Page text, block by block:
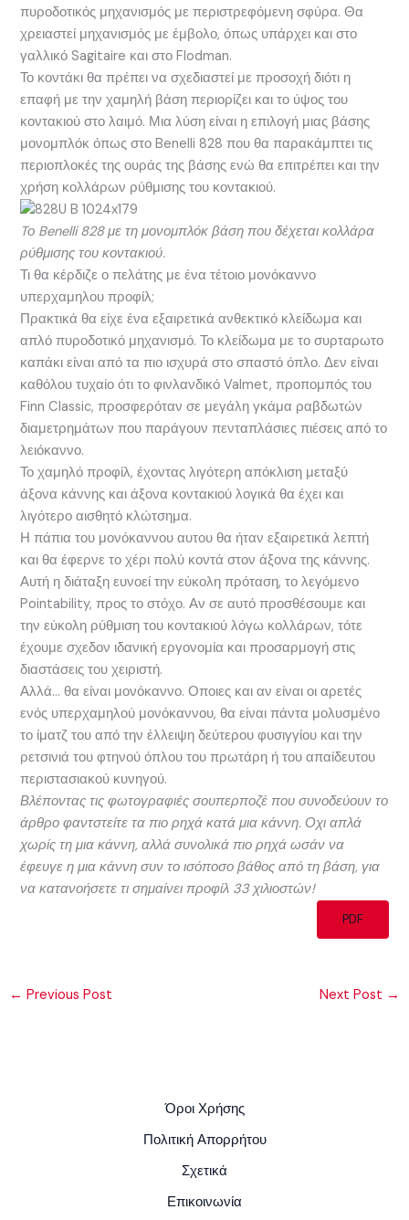
πυροδοτικός μηχανισμός με περιστρεφόμενη σφύρα. Θα
χρειαστεί μηχανισμός με έμβολο, όπως υπάρχει και στο
γαλλικό Sagitaire και στο Flodman.
Το κοντάκι θα πρέπει να σχεδιαστεί με προσοχή διότι η
επαφή με την χαμηλή βάση περιορίζει και το ύψος του
κοντακιού στο λαιμό. Μια λύση είναι η επιλογή μιας βάσης
μονομπλόκ όπως στο Benelli 828 που θα παρακάμπτει τις
περιοπλοκές της ουράς της βάσης ενώ θα επιτρέπει και την
χρήση κολλάρων ρύθμισης του κοντακιού.
Tο Benelli 828 με τη μονομπλόκ βάση που δέχεται κολλάρα
ρύθμισης του κοντακιού.
Τι θα κέρδιζε ο πελάτης με ένα τέτοιο μονόκαννο
υπερχαμηλου προφίλ;
Πρακτικά θα είχε ένα εξαιρετικά ανθεκτικό κλείδωμα και
απλό πυροδοτικό μηχανισμό. Το κλείδωμα με το συρταρωτο
καπάκι είναι από τα πιο ισχυρά στο σπαστό όπλο. Δεν είναι
καθόλου τυχαίο ότι το φινλανδικό Valmet, προπομπός του
Finn Classic, προσφερόταν σε μεγάλη γκάμα ραβδωτών
διαμετρημάτων που παράγουν πενταπλάσιες πιέσεις από το
λειόκαννο.
Το χαμηλό προφίλ, έχοντας λιγότερη απόκλιση μεταξύ
άξονα κάννης και άξονα κοντακιού λογικά θα έχει και
λιγότερο αισθητό κλώτσημα.
Η πάπια του μονόκαννου αυτου θα ήταν εξαιρετικά λεπτή
και θα έφερνε το χέρι πολύ κοντά στον άξονα της κάννης.
Αυτή η διάταξη ευνοεί την εύκολη πρόταση, το λεγόμενο
Pointability, προς το στόχο. Αν σε αυτό προσθέσουμε και
την εύκολη ρύθμιση του κοντακιού λόγω κολλάρων, τότε
έχουμε σχεδον ιδανική εργονομία και προσαρμογή στις
διαστάσεις του χειριστή.
Αλλά… θα είναι μονόκαννο. Οποιες και αν είναι οι αρετές
ενός υπερχαμηλού μονόκαννου, θα είναι πάντα μολυσμένο
το ίματζ του από την έλλειψη δεύτερου φυσιγγίου και την
ρετσινιά του φτηνού όπλου του πρωτάρη ή του απαίδευτου
περιστασιακού κυνηγού.
Βλέποντας τις φωτογραφιές σουπερποζέ που συνοδεύουν το
άρθρο φαντστείτε τα πιο ρηχά κατά μια κάννη. Οχι απλά
χωρίς τη μια κάννη, αλλά συνολικά πιο ρηχά ωσάν να
έφευγε η μια κάννη συν το ισόποσο βάθος από τη βάση, για
να κατανοήσετε τι σημαίνει προφίλ 33 χιλιοστών!
PDF
← Previous Post Next Post →
Όροι Χρήσης
Πολιτική Απορρήτου
Σχετικά
Επικοινωνία